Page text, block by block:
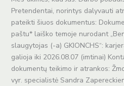
Pretendentai, norintys dalyvauti
pateikti šiuos dokumentus:
paštu* laiško temoje nurodant
slaugytojas (-a) GKIONCHS“:
galioja iki 2026.08.07 (imtinai)
dokumentų teikimo ir atrankos:
vyr. specialistė Sandra
kviečia
prisijungti
prie
komandos
BENDROSIOS
PRAKTIKOS
SLAUGYTOJĄ!